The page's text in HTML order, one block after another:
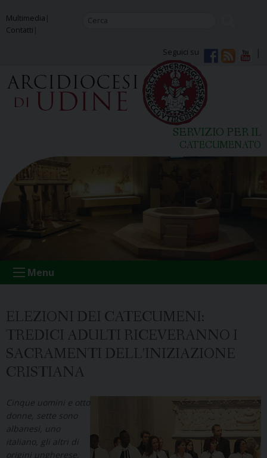
to
content
Multimedia
Contatti
Seguici su
SERVIZIO PER IL
CATECUMENATO
Menu
ELEZIONI DEI CATECUMENI:
TREDICI ADULTI RICEVERANNO I
SACRAMENTI DELL’INIZIAZIONE
CRISTIANA
Cinque uomini e otto
donne, sette sono
albanesi, uno
italiano, gli altri di
origini ungherese,